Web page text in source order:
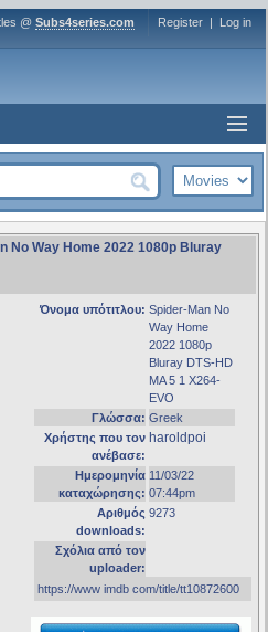
@ Subs4series.com Register | Log in
No Way Home 2022 1080p Bluray
Όνομα υπότιτλου: Spider-Man No
Way Home
2022 1080p
Bluray DTS-HD
MA 5 1 X264-
EVO
Γλώσσα: Greek
Χρήστης που τον
ανέβασε:
haroldpoi
Ημερομηνία
καταχώρησης:
11/03/22
07:44pm
Αριθμός
downloads:
9273
Σχόλια από τον
uploader:
https://www imdb com/title/tt10872600